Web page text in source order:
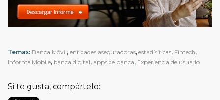
Temas: Banca Móvil,entidades aseguradoras,estadísiticas, Fintech,
Informe Mobile, banca digital, apps de banca, Experiencia de usuario
Si te gusta, compártelo: